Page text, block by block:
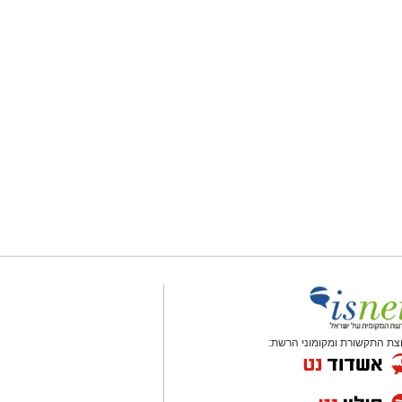
התקשורת ומקומוני הרשת: